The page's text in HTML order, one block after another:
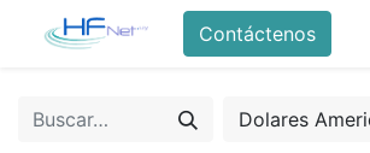
Contáctenos
Dolares